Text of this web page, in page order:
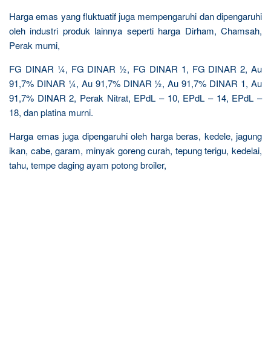
Harga emas yang fluktuatif juga mempengaruhi dan dipengaruhi
oleh industri produk lainnya seperti harga Dirham, Chamsah,
Perak murni,
FG DINAR ¼, FG DINAR ½, FG DINAR 1, FG DINAR 2, Au
91,7% DINAR ¼, Au 91,7% DINAR ½, Au 91,7% DINAR 1, Au
91,7% DINAR 2, Perak Nitrat, EPdL – 10, EPdL – 14, EPdL –
18, dan platina murni.
Harga emas juga dipengaruhi oleh harga beras, kedele, jagung
ikan, cabe, garam, minyak goreng curah, tepung terigu, kedelai,
tahu, tempe daging ayam potong broiler,